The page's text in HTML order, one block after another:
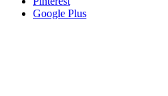
Google Plus